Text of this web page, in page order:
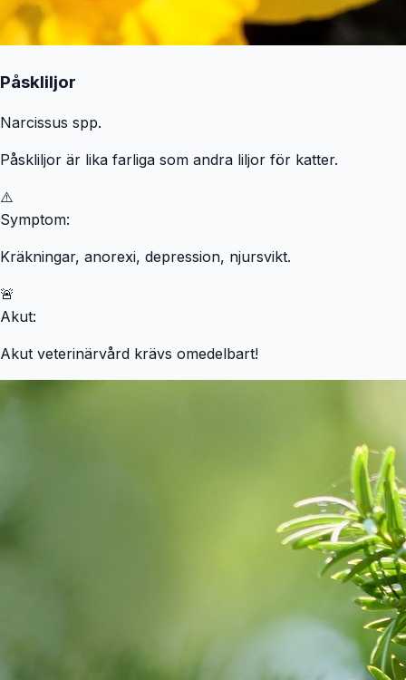
Påskliljor
Narcissus spp.
Påskliljor är lika farliga som andra liljor för katter.
⚠️
Symptom:
Kräkningar, anorexi, depression, njursvikt.
🚨
Akut:
Akut veterinärvård krävs omedelbart!